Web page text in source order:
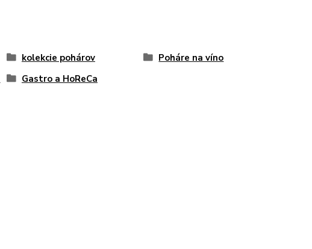
kolekcie pohárov
Poháre na víno
Gastro a HoReCa